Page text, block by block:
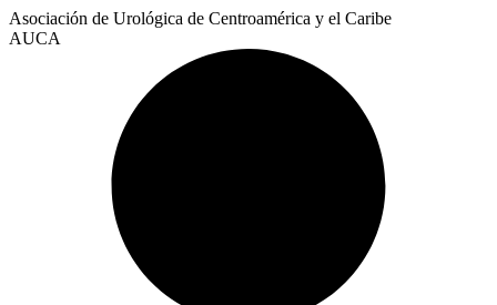
Asociación de Urológica de Centroamérica y el Caribe
AUCA